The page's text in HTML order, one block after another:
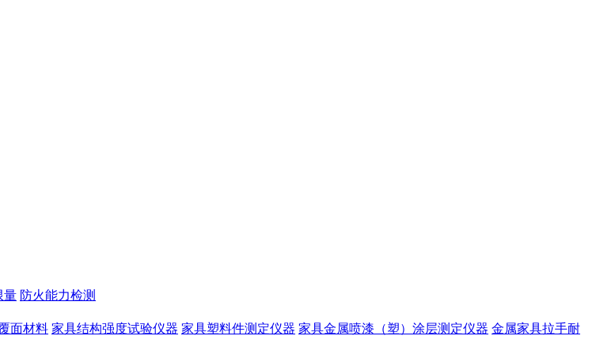
量 防火能力检测
面材料 家具结构强度试验仪器 家具塑料件测定仪器 家具金属喷漆（塑）涂层测定仪器 金属家具拉手耐